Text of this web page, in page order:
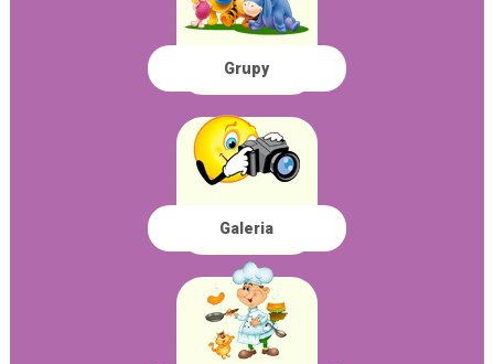
Grupy
Galeria